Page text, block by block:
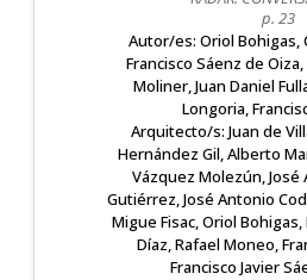
p. 23
Autor/es: Oriol Bohigas,
Francisco Sáenz de
Moliner, Juan Daniel
Longoria,
Arquitecto/s: Juan de
Hernández Gil, Alberto
Vázquez Molezún, José
Gutiérrez, José Antonio
Migue Fisac, Oriol
Díaz, Rafael Moneo,
Francisco Javier